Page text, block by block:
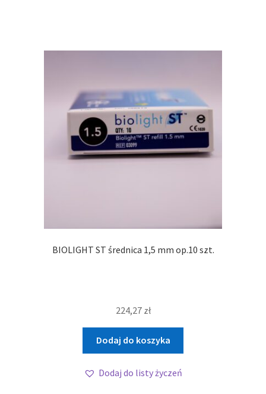
BIOLIGHT ST średnica 1,5 mm op.10 szt.
224,27 zł
Dodaj do koszyka
Dodaj do listy życzeń